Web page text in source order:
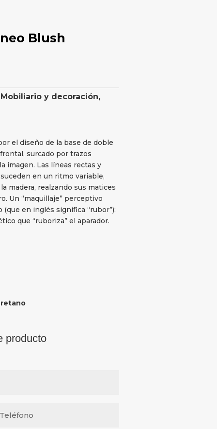
Blush
Mobiliario y decoración,
el diseño de la base de doble
surcado por trazos
imagen. Las líneas rectas y
en un ritmo variable,
madera, realzando sus matices
Un “maquillaje” perceptivo
en inglés significa “rubor”):
que “ruboriza” el aparador.
producto